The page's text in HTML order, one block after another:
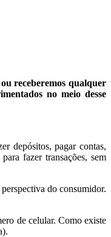
receberemos qualquer
no meio desse
depósitos, pagar contas,
fazer transações, sem
do consumidor.
de celular. Como existe